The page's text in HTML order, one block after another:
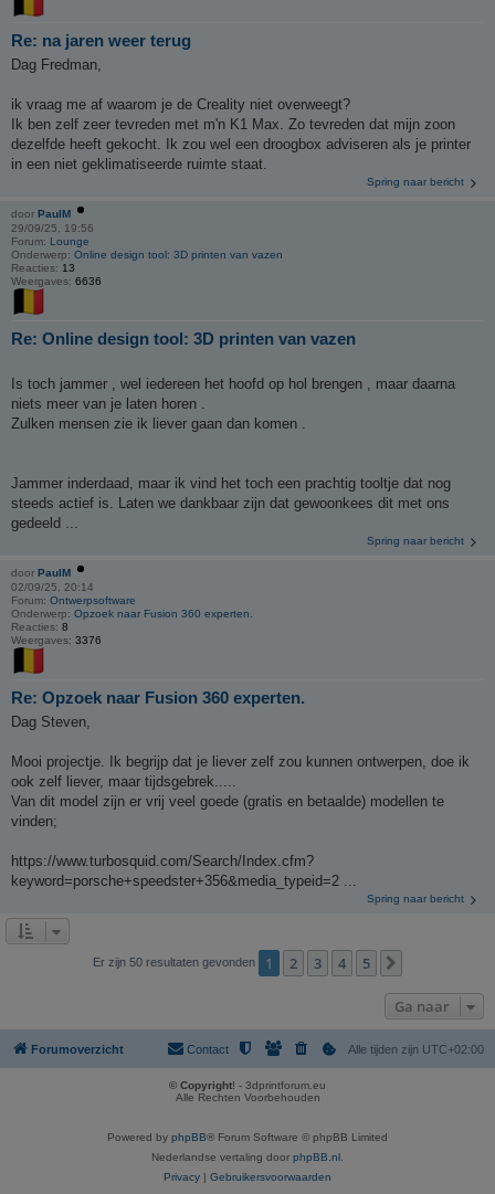
Re: na jaren weer terug
Dag Fredman,
ik vraag me af waarom je de Creality niet overweegt?
Ik ben zelf zeer tevreden met m'n K1 Max. Zo tevreden dat mijn zoon
dezelfde heeft gekocht. Ik zou wel een droogbox adviseren als je printer
in een niet geklimatiseerde ruimte staat.
Spring naar bericht
door PaulM
29/09/25, 19:56
Forum: Lounge
Onderwerp: Online design tool: 3D printen van vazen
Reacties: 13
Weergaves: 6636
Re: Online design tool: 3D printen van vazen
Is toch jammer , wel iedereen het hoofd op hol brengen , maar daarna
niets meer van je laten horen .
Zulken mensen zie ik liever gaan dan komen .
Jammer inderdaad, maar ik vind het toch een prachtig tooltje dat nog
steeds actief is. Laten we dankbaar zijn dat gewoonkees dit met ons
gedeeld ...
Spring naar bericht
door PaulM
02/09/25, 20:14
Forum: Ontwerpsoftware
Onderwerp: Opzoek naar Fusion 360 experten.
Reacties: 8
Weergaves: 3376
Re: Opzoek naar Fusion 360 experten.
Dag Steven,
Mooi projectje. Ik begrijp dat je liever zelf zou kunnen ontwerpen, doe ik
ook zelf liever, maar tijdsgebrek.....
Van dit model zijn er vrij veel goede (gratis en betaalde) modellen te
vinden;
https://www.turbosquid.com/Search/Index.cfm?
keyword=porsche+speedster+356&media_typeid=2 ...
Spring naar bericht
Er zijn 50 resultaten gevonden 1 2 3 4 5
Ga naar
Forumoverzicht Alle tijden zijn UTC+02:00
Contact
© Copyright! - 3dprintforum.eu
Alle Rechten Voorbehouden
Powered by phpBB® Forum Software © phpBB Limited
Nederlandse vertaling door phpBB.nl.
Privacy | Gebruikersvoorwaarden